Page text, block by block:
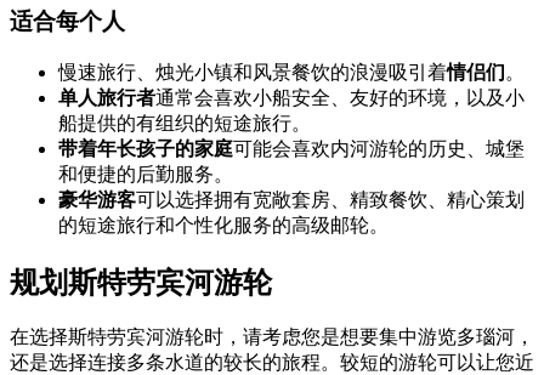
适合每个人
慢速旅行、烛光小镇和风景餐饮的浪漫吸引着情侣们 。
单人旅行者通常会喜欢小船安全、友好的环境，以及小
船提供的有组织的短途旅行。
带着年长孩子的家庭可能会喜欢内河游轮的历史、城堡
和便捷的后勤服务。
豪华游客可以选择拥有宽敞套房、精致餐饮、精心策划
的短途旅行和个性化服务的高级邮轮。
规划斯特劳宾河游轮
在选择斯特劳宾河游轮时，请考虑您是想要集中游览多瑙河，
还是选择连接多条水道的较长的旅程。较短的游轮可以让您近